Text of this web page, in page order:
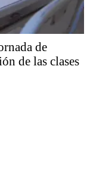
de
de las clases